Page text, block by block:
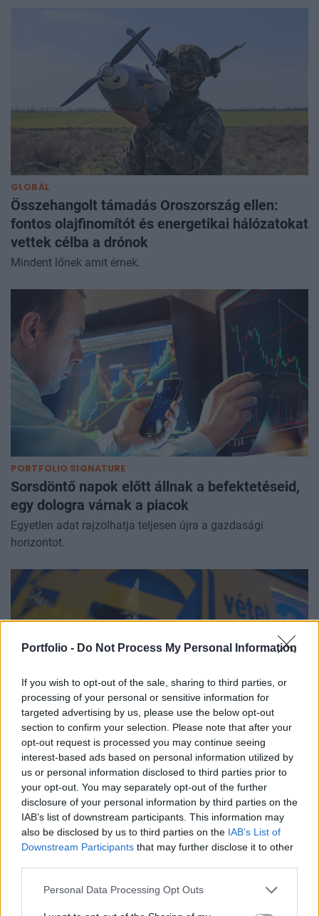
Portfolio - Do Not Process My Personal Information
If you wish to opt-out of the sale, sharing to third parties, or
processing of your personal or sensitive information for
targeted advertising by us, please use the below opt-out
section to confirm your selection. Please note that after your
opt-out request is processed you may continue seeing
interest-based ads based on personal information utilized by
us or personal information disclosed to third parties prior to
your opt-out. You may separately opt-out of the further
disclosure of your personal information by third parties on the
IAB’s list of downstream participants. This information may
also be disclosed by us to third parties on the IAB’s List of
Downstream Participants that may further disclose it to other
Personal Data Processing Opt Outs
GLOBÁL
Összehangolt támadás Oroszország ellen:
fontos olajfinomítót és energetikai hálózatokat
vettek célba a drónok
Mindent lőnek amit érnek.
PORTFOLIO SIGNATURE
Sorsdöntő napok előtt állnak a befektetéseid,
egy dologra várnak a piacok
Egyetlen adat rajzolhatja teljesen újra a gazdasági
horizontot.
GAZDASÁG
A barbárság korszakának vége lehet
Magyarországon
Egy nagy lépéssel közelebb.